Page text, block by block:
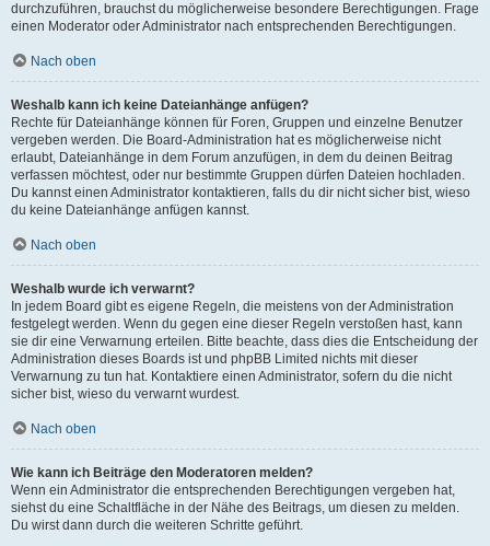
durchzuführen, brauchst du möglicherweise besondere Berechtigungen. Frage
einen Moderator oder Administrator nach entsprechenden Berechtigungen.
Nach oben
Weshalb kann ich keine Dateianhänge anfügen?
Rechte für Dateianhänge können für Foren, Gruppen und einzelne Benutzer
vergeben werden. Die Board-Administration hat es möglicherweise nicht
erlaubt, Dateianhänge in dem Forum anzufügen, in dem du deinen Beitrag
verfassen möchtest, oder nur bestimmte Gruppen dürfen Dateien hochladen.
Du kannst einen Administrator kontaktieren, falls du dir nicht sicher bist, wieso
du keine Dateianhänge anfügen kannst.
Nach oben
Weshalb wurde ich verwarnt?
In jedem Board gibt es eigene Regeln, die meistens von der Administration
festgelegt werden. Wenn du gegen eine dieser Regeln verstoßen hast, kann
sie dir eine Verwarnung erteilen. Bitte beachte, dass dies die Entscheidung der
Administration dieses Boards ist und phpBB Limited nichts mit dieser
Verwarnung zu tun hat. Kontaktiere einen Administrator, sofern du die nicht
sicher bist, wieso du verwarnt wurdest.
Nach oben
Wie kann ich Beiträge den Moderatoren melden?
Wenn ein Administrator die entsprechenden Berechtigungen vergeben hat,
siehst du eine Schaltfläche in der Nähe des Beitrags, um diesen zu melden.
Du wirst dann durch die weiteren Schritte geführt.